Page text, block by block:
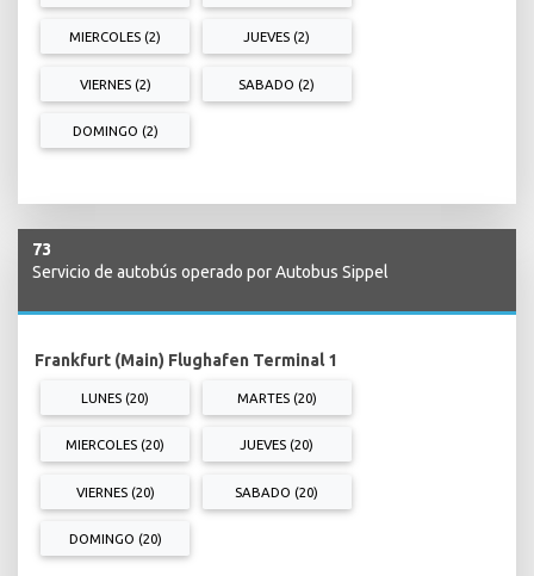
MIERCOLES (2) JUEVES (2)
VIERNES (2) SABADO (2)
DOMINGO (2)
73
Servicio de autobús operado por Autobus Sippel
Frankfurt (Main) Flughafen Terminal 1
LUNES (20) MARTES (20)
MIERCOLES (20) JUEVES (20)
VIERNES (20) SABADO (20)
DOMINGO (20)